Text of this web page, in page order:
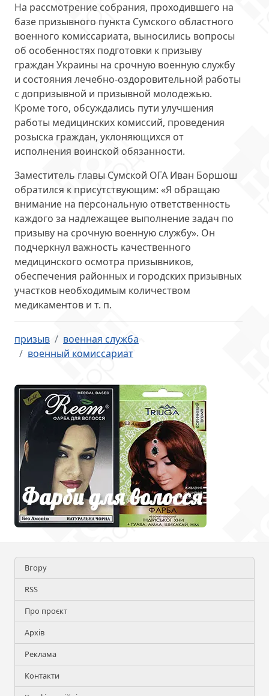
На рассмотрение собрания, проходившего на
базе призывного пункта Сумского областного
военного комиссариата, выносились вопросы
об особенностях подготовки к призыву
граждан Украины на срочную военную службу
и состояния лечебно-оздоровительной работы
с допризывной и призывной молодежью.
Кроме того, обсуждались пути улучшения
работы медицинских комиссий, проведения
розыска граждан, уклоняющихся от
исполнения воинской обязанности.
Заместитель главы Сумской ОГА Иван Боршош
обратился к присутствующим: «Я обращаю
внимание на персональную ответственность
каждого за надлежащее выполнение задач по
призыву на срочную военную службу». Он
подчеркнул важность качественного
медицинского осмотра призывников,
обеспечения районных и городских призывных
участков необходимым количеством
медикаментов и т. п.
призыв
военная служба
военный комиссариат
Вгору
RSS
Про проєкт
Архів
Реклама
Контакти